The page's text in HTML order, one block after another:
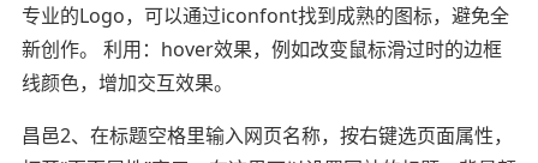
专业的Logo，可以通过iconfont找到成熟的图标，避免全
新创作。 利用：hover效果，例如改变鼠标滑过时的边框
线颜色，增加交互效果。
昌邑2、在标题空格里输入网页名称，按右键选页面属性，